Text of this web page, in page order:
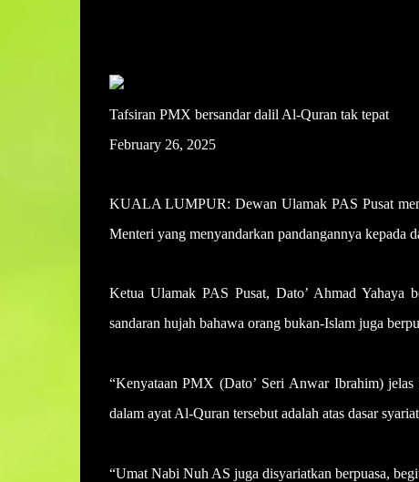
Tafsiran PMX bersandar dalil Al-Quran tak tepat
February 26, 2025
KUALA LUMPUR: Dewan Ulamak PAS Pusat
Menteri yang menyandarkan pandangannya
Ketua Ulamak PAS Pusat, Dato’ Ahmad Yahaya
sandaran hujah bahawa orang bukan-Islam juga
“Kenyataan PMX (Dato’ Seri Anwar Ibrahim) jelas
dalam ayat Al-Quran tersebut adalah atas dasar
“Umat Nabi Nuh AS juga disyariatkan berpuasa,